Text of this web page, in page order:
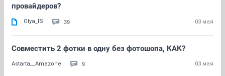
провайдеров?
Olya_IS 39 03 мая
Совместить 2 фотки в одну без фотошопа, КАК?
Astarta__Amazone 9 03 мая